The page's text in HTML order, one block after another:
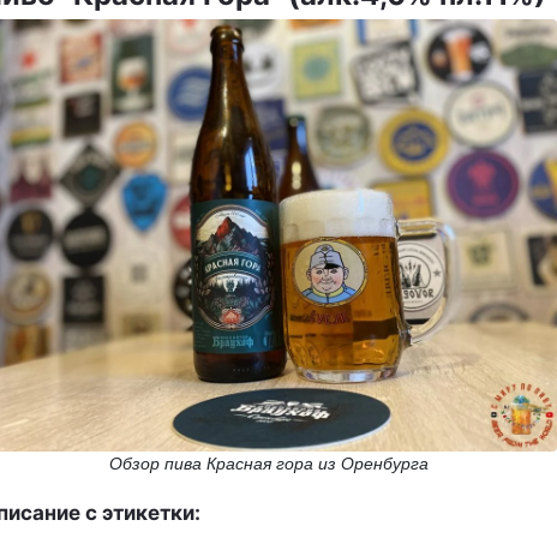
Обзор пива Красная гора из Оренбурга
с этикетки: